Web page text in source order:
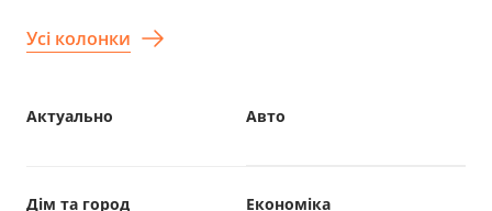
Усі колонки
Авто
Актуально
Дім та город Економіка